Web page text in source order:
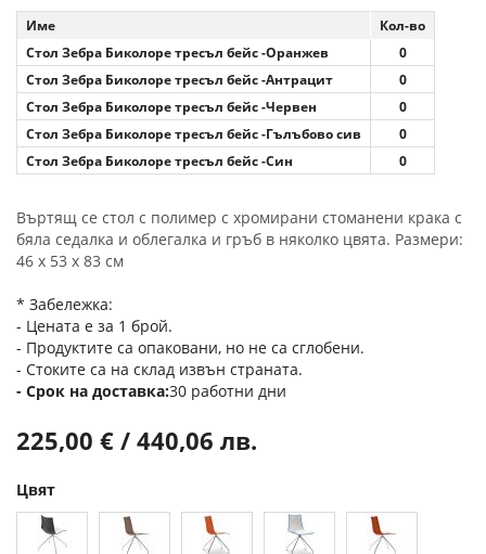
Име
Кол-во
Стол Зебра Биколоре тресъл бейс -Оранжев
0
Стол Зебра Биколоре тресъл бейс -Антрацит
0
Стол Зебра Биколоре тресъл бейс -Червен
0
Стол Зебра Биколоре тресъл бейс -Гълъбово сив
0
Стол Зебра Биколоре тресъл бейс -Син
0
Въртящ се стол с полимер с хромирани стоманени крака с
бяла седалка и облегалка и гръб в няколко цвята. Размери:
46 х 53 х 83 см
* Забележка:
- Цената е за 1 брой.
- Продуктите са опаковани, но не са сглобени.
- Стоките са на склад извън страната.
Срок на доставка 30 работни дни
225,00 € / 440,06 лв.
Цвят
снимки